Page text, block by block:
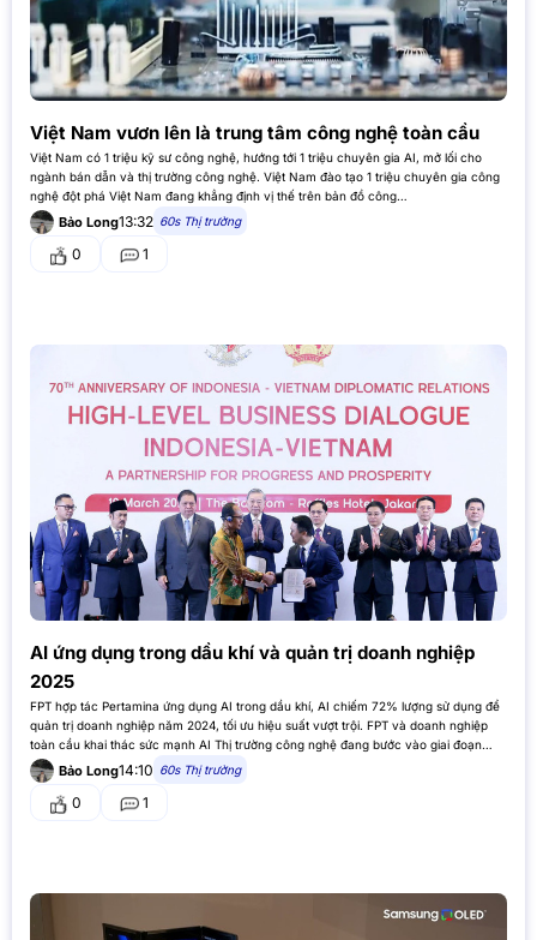
Việt Nam vươn lên là trung tâm công nghệ toàn cầu
Việt Nam có 1 triệu kỹ sư công nghệ, hướng tới 1 triệu chuyên gia AI, mở lối cho
ngành bán dẫn và thị trường công nghệ. Việt Nam đào tạo 1 triệu chuyên gia công
nghệ đột phá Việt Nam đang khẳng định vị thế trên bản đồ công…
Bảo Long13:32 60s Thị trường
0 1
AI ứng dụng trong dầu khí và quản trị doanh nghiệp
2025
FPT hợp tác Pertamina ứng dụng AI trong dầu khí, AI chiếm 72% lượng sử dụng để
quản trị doanh nghiệp năm 2024, tối ưu hiệu suất vượt trội. FPT và doanh nghiệp
toàn cầu khai thác sức mạnh AI Thị trường công nghệ đang bước vào giai đoạn
thay…Bảo Long14:10 60s Thị trường
0 1